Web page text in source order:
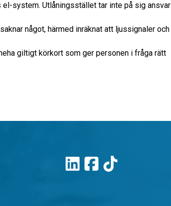
system. Utlåningsstället tar inte på sig ansvar
något, härmed inräknat att ljussignaler och
giltigt körkort som ger personen i fråga rätt